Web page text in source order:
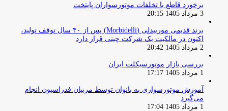
برخورد قاطع با تخلفات موتورسواران پایتخت
3 مرداد 1405 20:15
برند قدیمی موربیدلی (Morbidelli) پس از ۴۰ سال توقف تولید،
اکنون در مالکیت یک شرکت چینی قرار دارد
2 مرداد 1405 20:42
بررسی بازار موتورسیکلت ایران
1 مرداد 1405 17:17
آموزش موتورسواری به بانوان توسط مربیان فدراسیون انجام
می‌گیرد
1 مرداد 1405 17:04